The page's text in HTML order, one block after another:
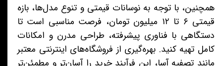
همچنین، با توجه به نوسانات قیمتی و تنوع مدل‌ها، بازه
قیمتی ۶ تا ۱۲ میلیون تومان، فرصت مناسبی است تا
دستگاهی با فناوری پیشرفته، طراحی مدرن و امکانات
کامل تهیه کنید. بهره‌گیری از فروشگاه‌های اینترنتی معتبر